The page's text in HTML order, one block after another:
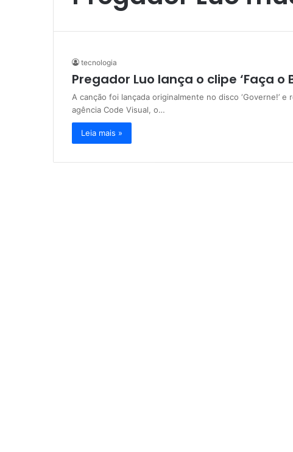
tecnologia
Pregador Luo lança o clipe ‘Faça o
A canção foi lançada originalmente no disco ‘Governe!’ e
agência Code Visual, o…
Leia mais »